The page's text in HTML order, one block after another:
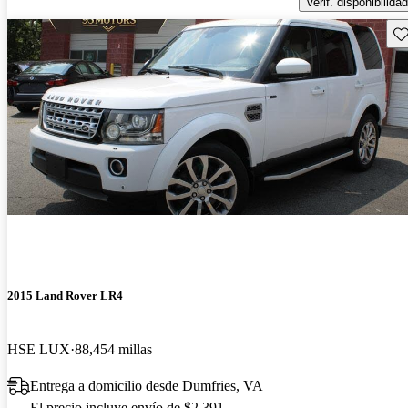
2015 Land Rover LR4
HSE LUX 88,454 millas
Entrega a domicilio desde Dumfries, VA